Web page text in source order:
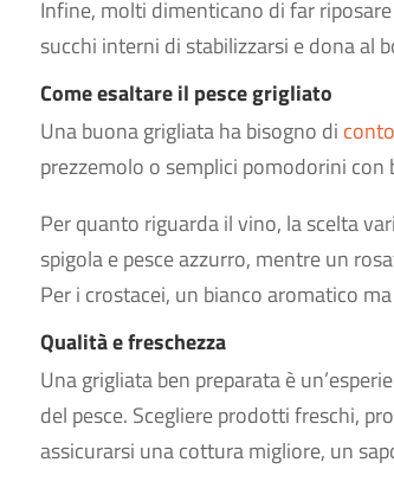
Infine, molti dimenticano di far
succhi interni di stabilizzarsi e dona al
Come esaltare il pesce grigliato
Una buona grigliata ha bisogno di
prezzemolo o semplici pomodorini con
Per quanto riguarda il vino, la scelta
spigola e pesce azzurro, mentre un
Per i crostacei, un bianco aromatico
Qualità e freschezza
Una grigliata ben preparata è
del pesce. Scegliere prodotti freschi,
assicurarsi una cottura migliore, un